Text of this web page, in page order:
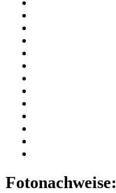
Fotonachweise: